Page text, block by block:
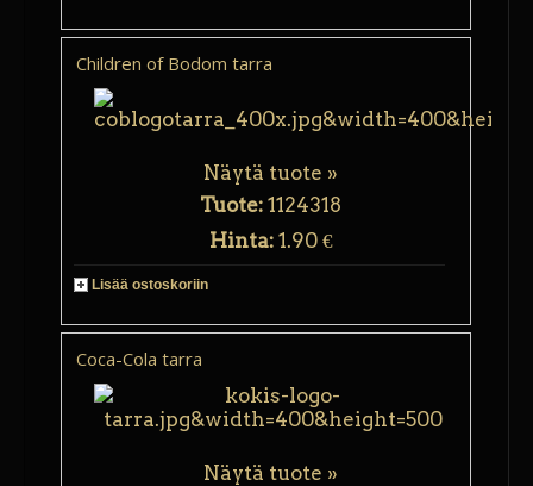
Children of Bodom tarra
Näytä tuote »
Tuote:1124318
Hinta: 1.90 €
Lisää ostoskoriin
Coca-Cola tarra
Näytä tuote »